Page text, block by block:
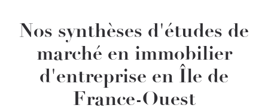
Nos synthèses d'études de
marché en immobilier
d'entreprise en Île de
France-Ouest